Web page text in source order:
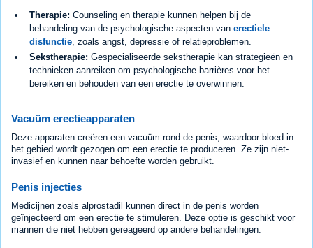
Therapie: Counseling en therapie kunnen helpen bij de
behandeling van de psychologische aspecten van erectiele
disfunctie , zoals angst, depressie of relatieproblemen.
Sekstherapie: Gespecialiseerde sekstherapie kan strategieën en
technieken aanreiken om psychologische barrières voor het
bereiken en behouden van een erectie te overwinnen.
Vacuüm erectieapparaten
Deze apparaten creëren een vacuüm rond de penis, waardoor bloed in
het gebied wordt gezogen om een erectie te produceren. Ze zijn niet-
invasief en kunnen naar behoefte worden gebruikt.
Penis injecties
Medicijnen zoals alprostadil kunnen direct in de penis worden
geïnjecteerd om een erectie te stimuleren. Deze optie is geschikt voor
mannen die niet hebben gereageerd op andere behandelingen.